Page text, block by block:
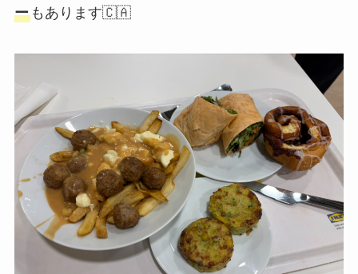
ーもあります🇨🇦